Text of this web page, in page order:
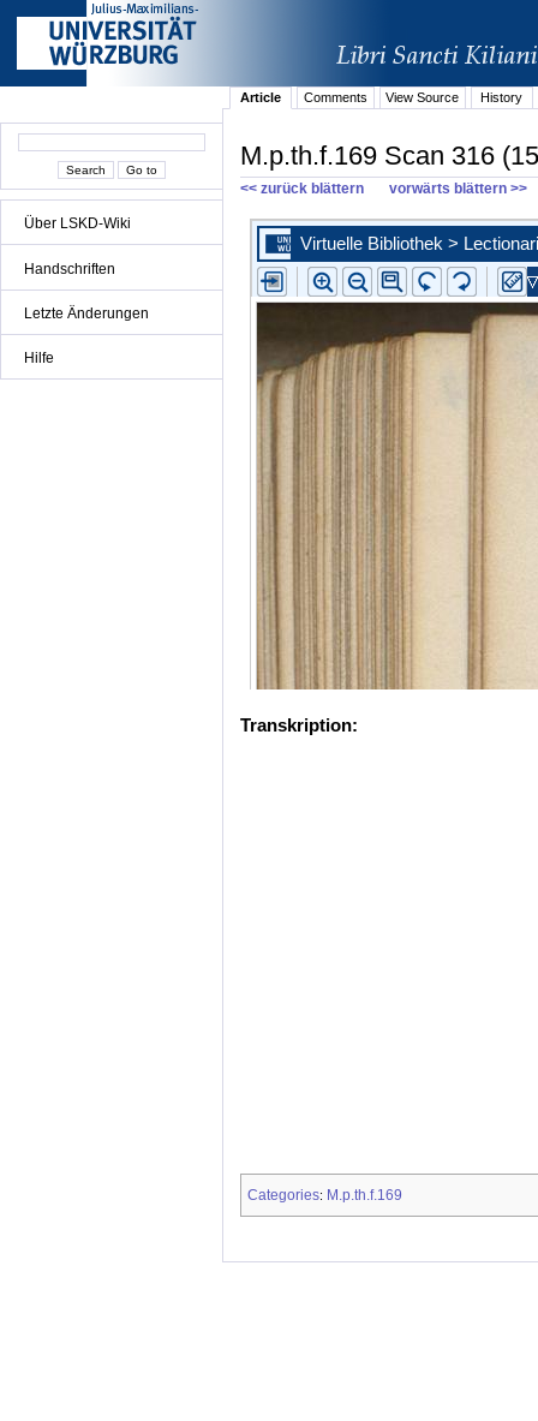
Über LSKD-Wiki
Handschriften
Letzte Änderungen
Hilfe
Article Comments View Source History
M.p.th.f.169 Scan 316
<< zurück blättern vorwärts blättern >>
Transkription:
Categories: M.p.th.f.169